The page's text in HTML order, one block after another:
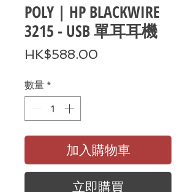
POLY | HP BLACKWIRE
3215 - USB 單耳耳機
HK$588.00
數量 *
加入購物車
立即購買